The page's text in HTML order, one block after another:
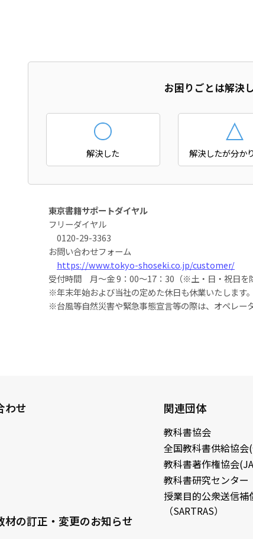
お困りごとは解決
解決した 解決したが分か
東京書籍サポートダイヤル
フリーダイヤル
0120-29-3363
お問い合わせフォーム
https://www.tokyo-shoseki.co.jp/customer/
受付時間 月～金 9：00～17：30（※土・日・祝日を
※年末年始および当社の定めた休日も休業いたします。
※台風等自然災害や緊急事態宣言等の際は、オペレー
わせ
材の訂正・変更のお知らせ
関連団体
教科書協会
全国教科書供給協会
教科書著作権協会
教科書研究センター
授業目的公衆送信補
（SARTRAS）